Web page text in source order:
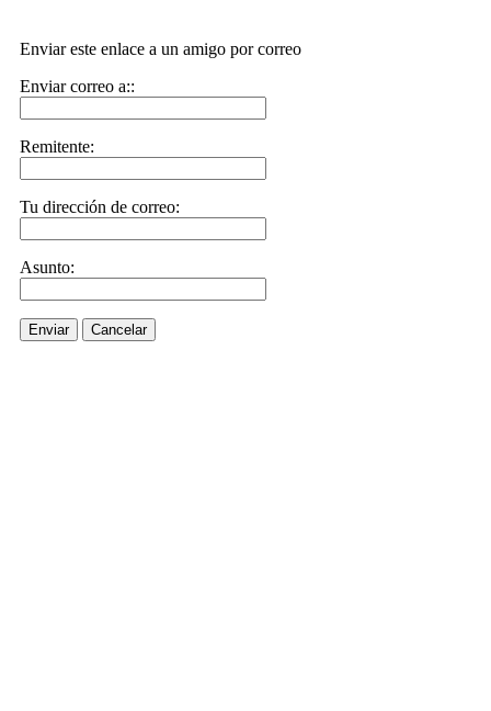
Enviar este enlace a un amigo por correo
Enviar correo a::
Remitente:
Tu dirección de correo:
Asunto:
Enviar Cancelar